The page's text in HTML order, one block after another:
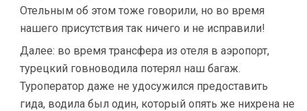
Отельным об этом тоже говорили, но во время
нашего присутствия так ничего и не исправили!
Далее: во время трансфера из отеля в аэропорт,
турецкий говноводила потерял наш багаж.
Туроператор даже не удосужился предоставить
гида, водила был один, который опять же нихрена не